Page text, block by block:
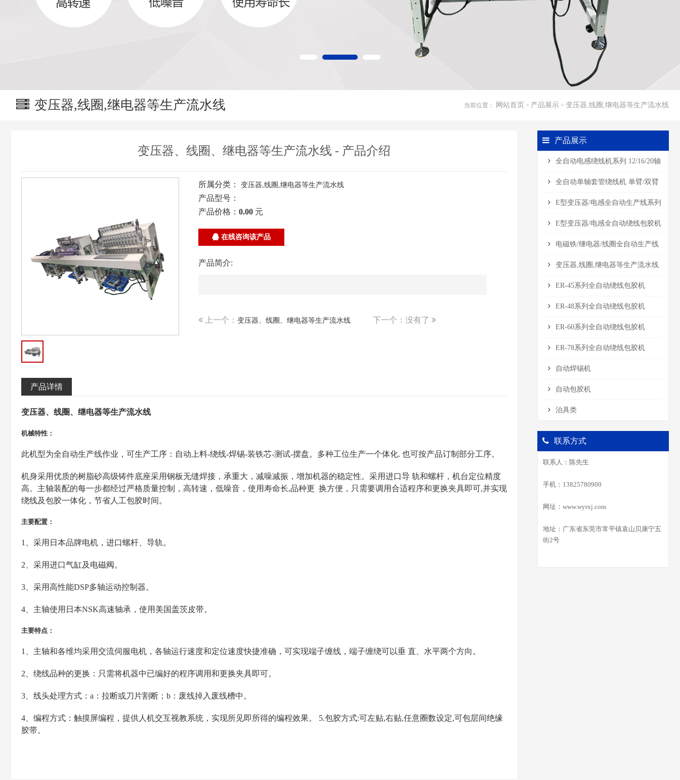
变压器,线圈,继电器等生产流水线 当前位置： 网站首页 > 产品展示 > 变压器,线圈,继电器等生产流水线
变压器、线圈、继电器等生产流水线 - 产品介绍
所属分类： 变压器,线圈,继电器等生产流水线
产品型号：
产品价格： 0.00 元
在线咨询该产品
产品简介:
上一个： 变压器、线圈、继电器等生产流水线 下一个：没有了
产品详情
变压器、线圈、继电器等生产流水线
机械特性：
此机型为全自动生产线作业，可生产工序：自动上料-绕线-焊锡-装铁芯-测试-摆盘。多种工位生产一个体化. 也可按产品订制部分工序。
机身采用优质的树脂砂高级铸件底座采用钢板无缝焊接，承重大，减噪减振，增加机器的稳定性。采用进口导 轨和螺杆，机台定位精度
高。主轴装配的每一步都经过严格质量控制，高转速，低噪音，使用寿命长,品种更 换方便，只需要调用合适程序和更换夹具即可,并实现
绕线及包胶一体化，节省人工包胶时间。
主要配置：
1、采用日本品牌电机，进口螺杆、导轨。
2、采用进口气缸及电磁阀。
3、采用高性能DSP多轴运动控制器。
4、主轴使用日本NSK高速轴承，使用美国盖茨皮带。
主要特点：
1、主轴和各维均采用交流伺服电机，各轴运行速度和定位速度快捷准确，可实现端子缠线，端子缠绕可以垂 直 、水平两个方向。
2、绕线品种的更换：只需将机器中已编好的程序调用和更换夹具即可。
3、线头处理方式：a：拉断或刀片割断；b：废线掉入废线槽中。
4、编程方式：触摸屏编程，提供人机交互视教系统，实现所见即所得的编程效果。 5.包胶方式:可左贴,右贴,任意圈数设定,可包层间绝缘
胶带。
产品展示
全自动电感绕线机系列 12/16/20轴
全自动单轴套管绕线机 单臂/双臂
E型变压器/电感全自动生产线系列
E型变压器/电感全自动绕线包胶机
电磁铁/继电器/线圈全自动生产线
变压器,线圈,继电器等生产流水线
ER-45系列全自动绕线包胶机
ER-48系列全自动绕线包胶机
ER-60系列全自动绕线包胶机
ER-78系列全自动绕线包胶机
自动焊锡机
自动包胶机
治具类
联系方式
联系人：陈先生
手机：13825780900
网址：www.wyrxj.com
地址：广东省东莞市常平镇袁山贝康宁五
街2号